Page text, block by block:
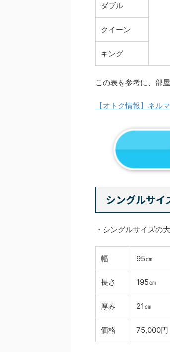
ダブル
クイーン
キング
この表を参考に、部
【オトク情報】ネル
シングルサイ
・シングルサイズの
幅 95㎝
長さ 195㎝
厚み 21㎝
価格 75,000円